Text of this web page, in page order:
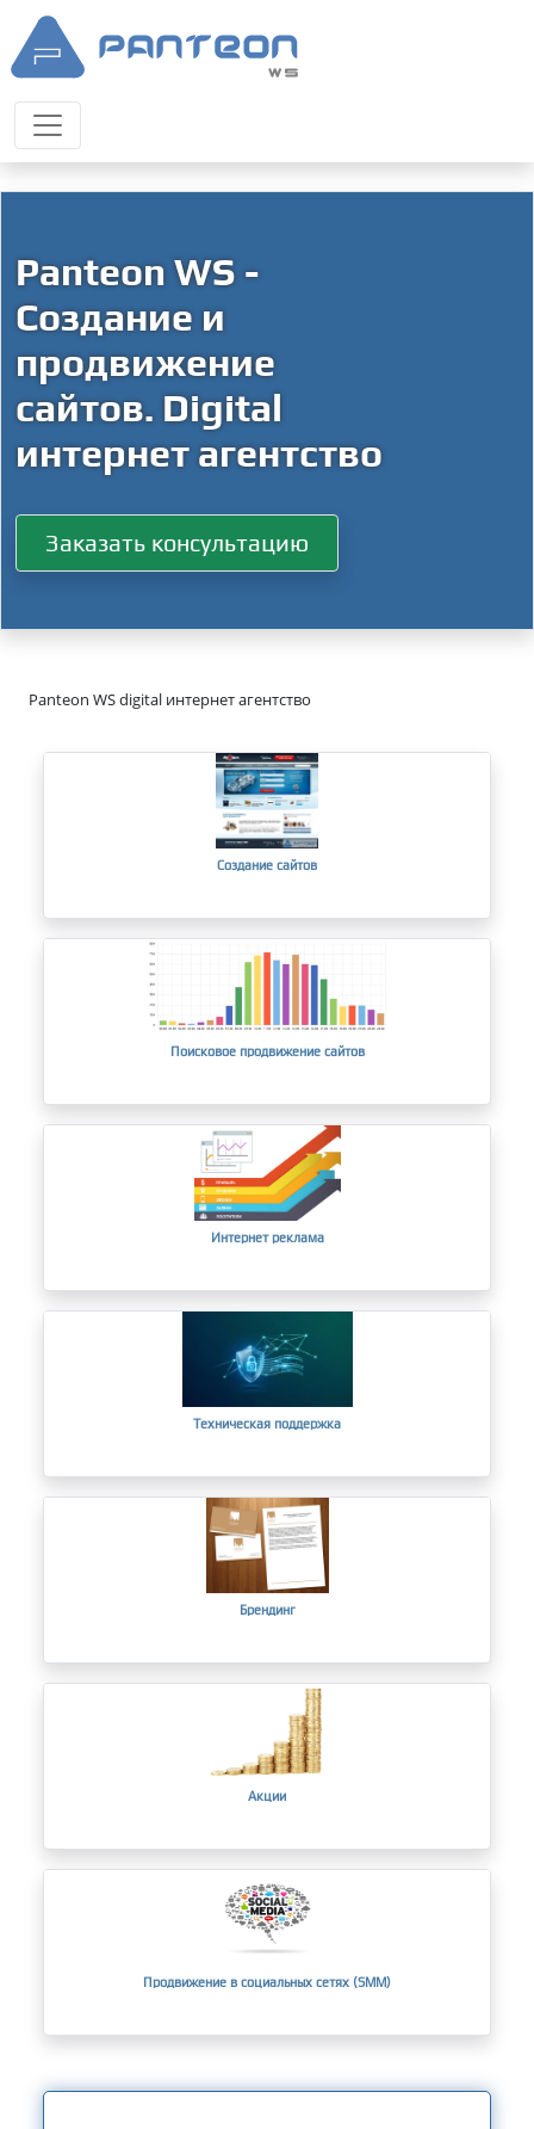
Panteon WS -
Создание и
продвижение
сайтов. Digital
интернет агентство
Заказать консультацию
Panteon WS digital интернет агентство
Создание сайтов
Поисковое продвижение сайтов
Интернет реклама
Техническая поддержка
Брендинг
Акции
Продвижение в социальных сетях (SMM)